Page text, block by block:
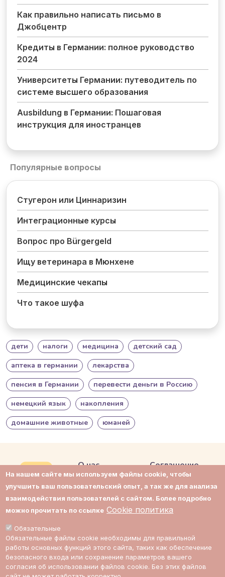
На нашем сайте мы используем файлы cookie, чтобы
улучшить ваш пользовательский опыт, а так же для анализа
взаимодействия пользователей с сайтом. Более подробно
можно прочитать по ссылке Cookie политика
Обязательные
Обязательные файлы cookie необходимы для правильной
работы основных функций этого сайта, таких как обеспечение
безопасного входа или сохранение параметров вашего
согласия об использовании файлов cookie. Без этих файлов
Как правильно написать письмо в
Джобцентр
Кредиты в Германии: полное руководство
2024
Университеты Германии: путеводитель по
системе высшего образования
Ausbildung в Германии: Пошаговая
инструкция для иностранцев
Популярные вопросы
Стугерон или Циннаризин
Интеграционные курсы
Вопрос про Bürgergeld
Ищу ветеринара в Мюнхене
Медицинские чекапы
Что такое шуфа
дети налоги медицина
детский сад
аптека в германии
лекарства
пенсия в Германии
перевести деньги в Россию
немецкий язык
накопления
домашние животные
юманей
О нас
Контакты
Поддержка
Стоимость
экспертов
Соглашение
Приватность
Cookie политика